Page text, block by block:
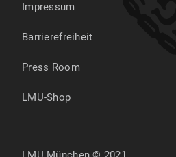
Impressum
Barrierefreiheit
Press Room
LMU-Shop